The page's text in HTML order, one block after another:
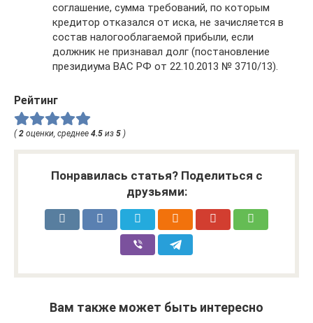
соглашение, сумма требований, по которым
кредитор отказался от иска, не зачисляется в
состав налогооблагаемой прибыли, если
должник не признавал долг (постановление
президиума ВАС РФ от 22.10.2013 № 3710/13).
Рейтинг
(2 оценки, среднее 4.5 из 5 )
Понравилась статья? Поделиться с
друзьями:
Вам также может быть интересно